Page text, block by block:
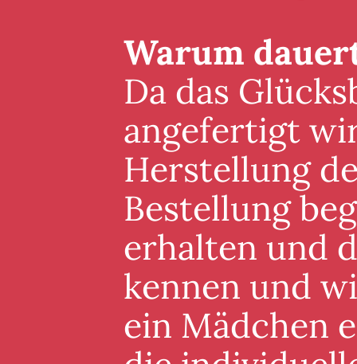
Warum
Da das
angefertigt
Herstellung
Bestellung
erhalten und
kennen und
ein Mädchen